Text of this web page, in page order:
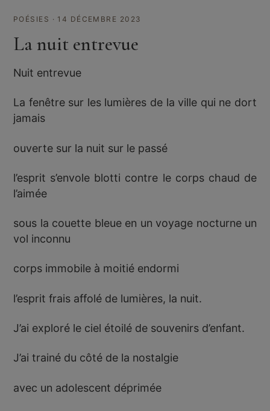
POÉSIES · 14 DÉCEMBRE 2023
La nuit entrevue
Nuit entrevue
La fenêtre sur les lumières de la ville qui ne dort
jamais
ouverte sur la nuit sur le passé
l’esprit s’envole blotti contre le corps chaud de
l’aimée
sous la couette bleue en un voyage nocturne un
vol inconnu
corps immobile à moitié endormi
l’esprit frais affolé de lumières, la nuit.
J’ai exploré le ciel étoilé de souvenirs d’enfant.
J’ai trainé du côté de la nostalgie
avec un adolescent déprimée